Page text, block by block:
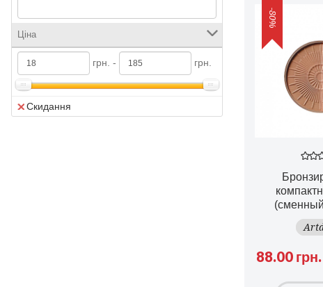
Ціна
грн. - грн.
Скидання
-80%
88.00 грн.